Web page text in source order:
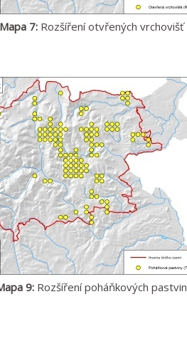
Mapa 7:Rozšíření otvřených vrchovišť
9:Rozšíření poháňkových pastvin